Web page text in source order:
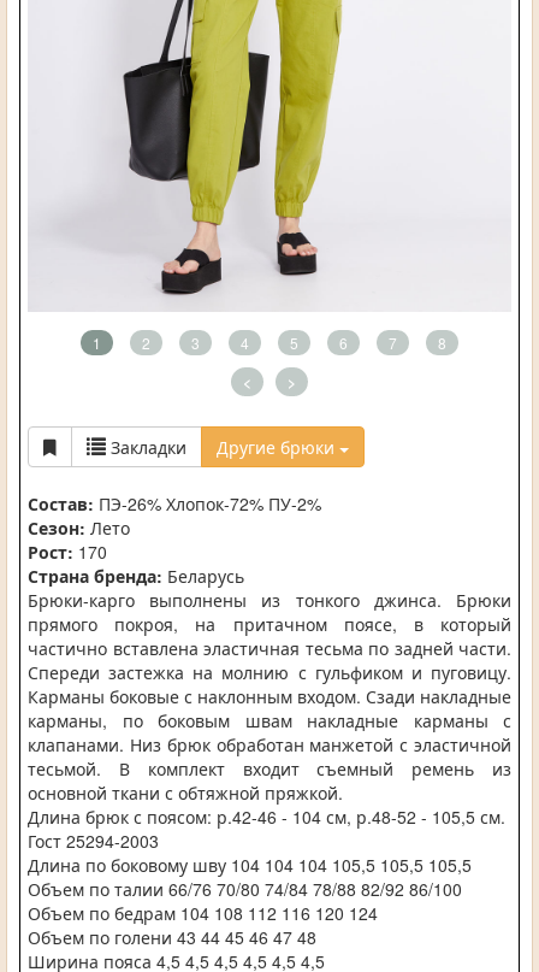
1 2 3 4 5 6 7 8
< >
Закладки Другие брюки
Состав: ПЭ-26% Хлопок-72% ПУ-2%
Сезон: Лето
Рост: 170
Страна бренда: Беларусь
Брюки-карго выполнены из тонкого джинса. Брюки
прямого покроя, на притачном поясе, в который
частично вставлена эластичная тесьма по задней части.
Спереди застежка на молнию с гульфиком и пуговицу.
Карманы боковые с наклонным входом. Сзади накладные
карманы, по боковым швам накладные карманы с
клапанами. Низ брюк обработан манжетой с эластичной
тесьмой. В комплект входит съемный ремень из
основной ткани с обтяжной пряжкой.
Длина брюк с поясом: р.42-46 - 104 см, р.48-52 - 105,5 см.
Гост 25294-2003
Длина по боковому шву 104 104 104 105,5 105,5 105,5
Объем по талии 66/76 70/80 74/84 78/88 82/92 86/100
Объем по бедрам 104 108 112 116 120 124
Объем по голени 43 44 45 46 47 48
Ширина пояса 4,5 4,5 4,5 4,5 4,5 4,5